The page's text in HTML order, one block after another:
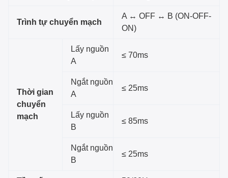
Trình tự chuyển mạch
A ↔ OFF ↔ B (ON-OFF-
ON)
Thời gian
chuyển
mạch
Lấy nguồn
A
≤ 70ms
Ngắt nguồn
A
≤ 25ms
Lấy nguồn
B
≤ 85ms
Ngắt nguồn
B
≤ 25ms